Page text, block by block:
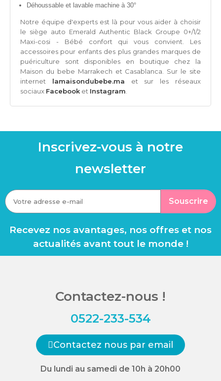
Déhoussable et lavable machine à 30°
Notre équipe d'experts est là pour vous aider à choisir
le siège auto Emerald Authentic Black Groupe 0+/1/2
Maxi-cosi - Bébé confort qui vous convient. Les
accessoires pour enfants des plus grandes marques de
puériculture sont disponibles en boutique chez la
Maison du bebe Marrakech et Casablanca. Sur le site
internet lamaisondubebe.ma et sur les réseaux
sociaux Facebook et Instagram.
Inscrivez-vous à notre
newsletter
Souscrire
Recevez nos avantages, nos offres et nos
actualités avant tout le monde !
Contactez-nous !
0522-233-534
Contactez nous par email
Du lundi au samedi de 10h à 20h00